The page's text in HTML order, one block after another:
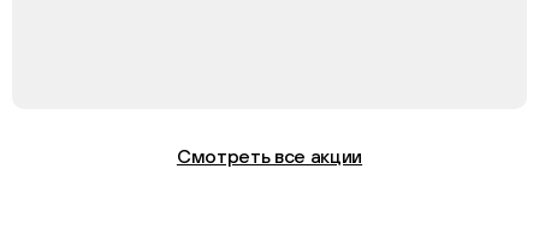
Смотреть все акции